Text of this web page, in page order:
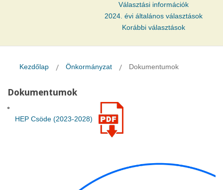
Választási információk
2024. évi általános választások
Korábbi választások
Kezdőlap Önkormányzat Dokumentumok
Dokumentumok
HEP Csöde (2023-2028)